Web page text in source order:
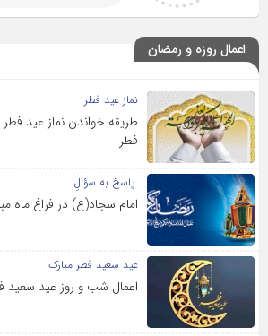
اعمال روزه و رمضان
نماز عید فطر
طریقه خواندن نماز عید
فطر
پاسخ به سؤالِ
امام سجاد(ع) در فراغ ماه
عید سعید فطر مبارک
اعمال شب و روز عید سعید